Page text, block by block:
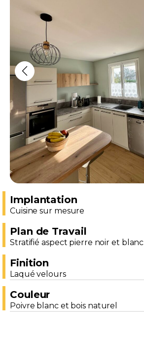
Implantation
Cuisine sur mesure
Plan de Travail
Stratifié aspect pierre noir et blanc
Finition
Laqué velours
Couleur
Poivre blanc et bois naturel